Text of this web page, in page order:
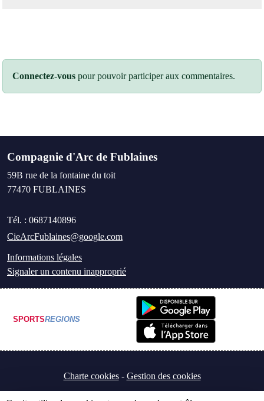
Connectez-vous pour pouvoir participer aux commentaires.
Compagnie d'Arc de Fublaines
59B rue de la fontaine du toit
77470 FUBLAINES
Tél. : 0687140896
CieArcFublaines@google.com
Informations légales
Signaler un contenu inapproprié
SPORTSREGIONS
Charte cookies Gestion des cookies